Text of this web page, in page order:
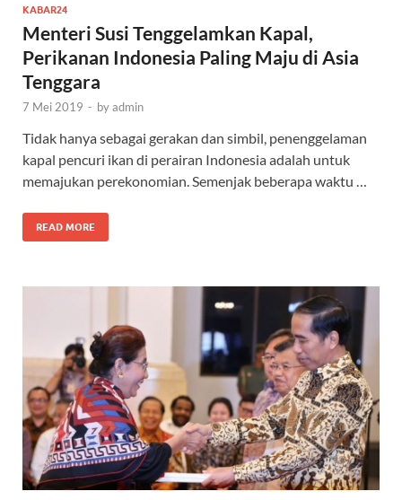
KABAR24
Menteri Susi Tenggelamkan Kapal,
Perikanan Indonesia Paling Maju di Asia
Tenggara
7 Mei 2019 - byadmin
Tidak hanya sebagai gerakan dan simbil, penenggelaman
kapal pencuri ikan di perairan Indonesia adalah untuk
memajukan perekonomian. Semenjak beberapa waktu …
READ MORE